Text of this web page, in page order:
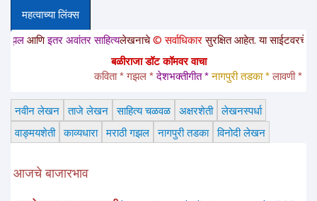
महत्वाच्या लिंक्स
अवांतर साहित्यलेखनाचे© सर्वाधिकारसुरक्षित आहेत. या साईटवरचे साहित्य इतरांना
बळीराजा डॉट कॉमवर वाचा
कविता * गझल * देशभक्तीगीत * नागपुरी तडका * लावणी *
नवीन लेखन ताजे लेखन साहित्य चळवळ अक्षरशेती लेखनस्पर्धा
वाङ्मयशेती काव्यधारा मराठी गझल नागपुरी तडका विनोदी लेखन
आजचे बाजारभाव